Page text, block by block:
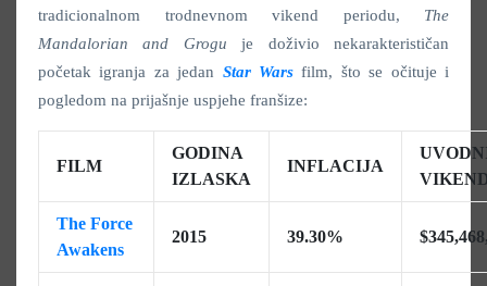
tradicionalnom trodnevnom vikend periodu, The
Mandalorian and Groguje doživio nekarakterističan
početak igranja za jedan Star Wars film, što se očituje i
pogledom na prijašnje uspjehe franšize:
FILM
GODINA
IZLASKA
INFLACIJA
The Force
Awakens
2015 39.30%